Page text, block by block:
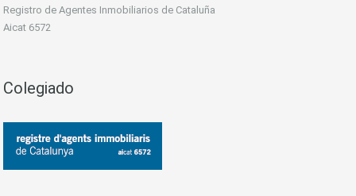
Registro de Agentes Inmobiliarios de Cataluña
Aicat 6572
Colegiado